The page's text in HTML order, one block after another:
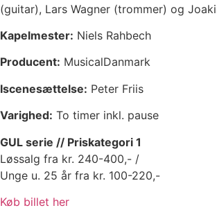
(guitar), Lars Wagner (trommer) og
Kapelmester: Niels Rahbech
Producent: MusicalDanmark
Iscenesættelse: Peter Friis
Varighed: To timer inkl. pause
GUL serie // Priskategori 1
Løssalg fra kr. 240-400,- /
Unge u. 25 år fra kr. 100-220,-
Køb billet her